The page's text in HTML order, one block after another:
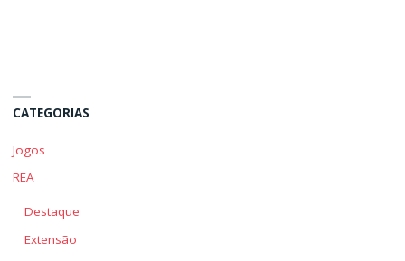
CATEGORIAS
Jogos
REA
Destaque
Extensão